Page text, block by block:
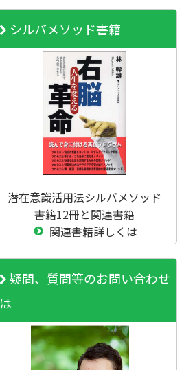
シルバメソッド書籍
潜在意識活用法シルバメソッド
書籍12冊と関連書籍
関連書籍詳しくは
疑問、質問等のお問い合わせ
は